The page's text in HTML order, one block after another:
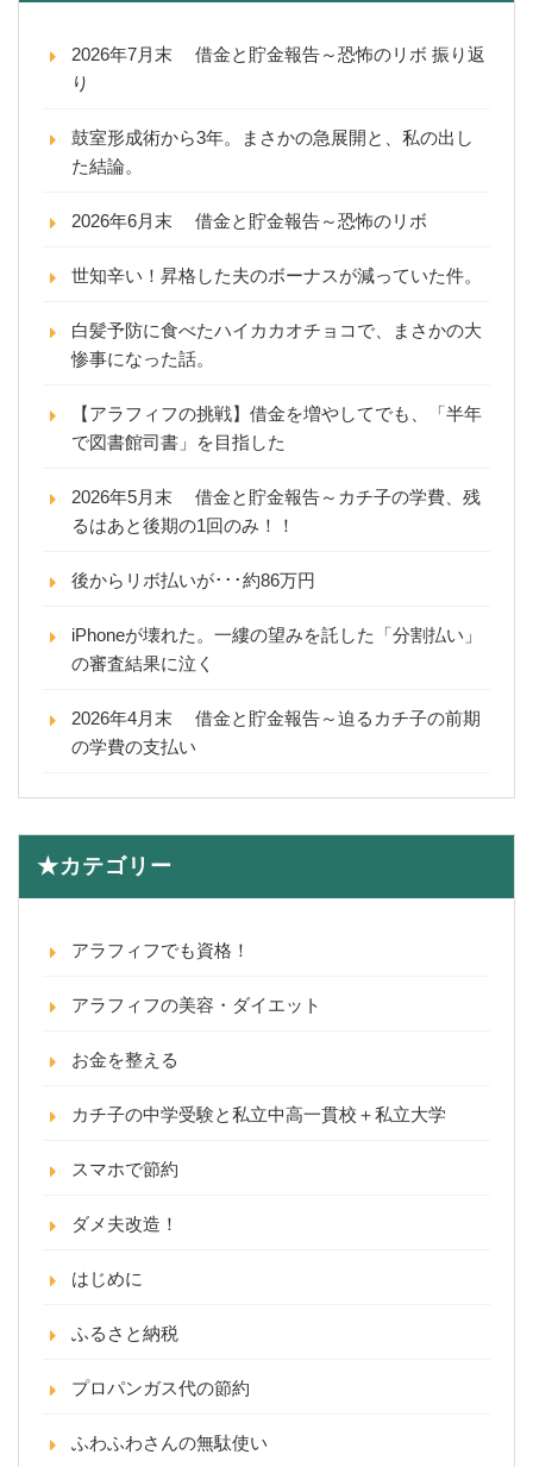
2026年7月末 借金と貯金報告～恐怖のリボ 振り返
り
鼓室形成術から3年。まさかの急展開と、私の出し
た結論。
2026年6月末 借金と貯金報告～恐怖のリボ
世知辛い！昇格した夫のボーナスが減っていた件。
白髪予防に食べたハイカカオチョコで、まさかの大
惨事になった話。
【アラフィフの挑戦】借金を増やしてでも、「半年
で図書館司書」を目指した
2026年5月末 借金と貯金報告～カチ子の学費、残
るはあと後期の1回のみ！！
後からリボ払いが･･･約86万円
iPhoneが壊れた。一縷の望みを託した「分割払い」
の審査結果に泣く
2026年4月末 借金と貯金報告～迫るカチ子の前期
の学費の支払い
★カテゴリー
アラフィフでも資格！
アラフィフの美容・ダイエット
お金を整える
カチ子の中学受験と私立中高一貫校＋私立大学
スマホで節約
ダメ夫改造！
はじめに
ふるさと納税
プロパンガス代の節約
ふわふわさんの無駄使い